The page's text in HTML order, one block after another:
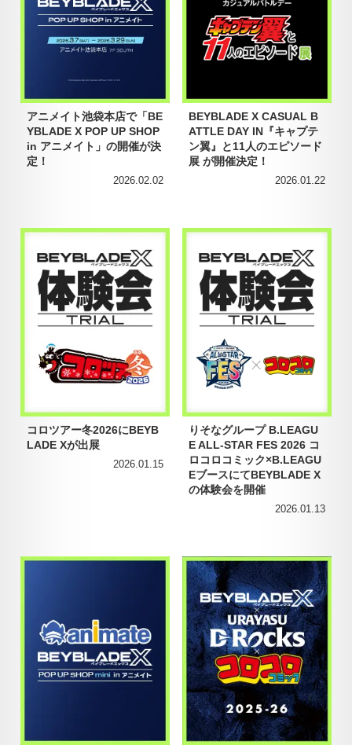
アニメイト池袋本店で「BE
YBLADE X POP UP SHOP
in アニメイト」の開催が決
定！
2026.02.02
BEYBLADE X CASUAL B
ATTLE DAY IN『キャプテ
ン翼』と11人のエピソード
展 が開催決定！
2026.01.22
コロツアー冬2026にBEYB
LADE Xが出展
2026.01.15
りそなグループ B.LEAGU
E ALL-STAR FES 2026 コ
ロコロコミック×B.LEAGU
EブースにてBEYBLADE X
の体験会を開催
2026.01.13